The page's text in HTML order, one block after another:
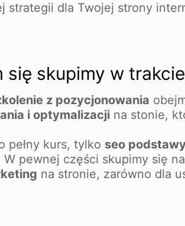
strategii dla Twojej strony
się skupimy w
z pozycjonowania
i optymalizacji na stonie,
pełny kurs, tylko seo
pewnej części skupimy się
na stronie, zarówno dla